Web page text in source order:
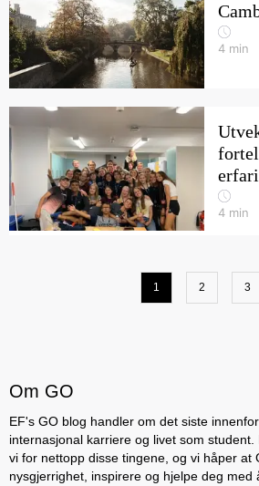
4 min
4 min
1 2 3
Om GO
EF's GO blog handler om det siste
internasjonal karriere og livet som
vi for nettopp disse tingene, og vi håper at
nysgjerrighet, inspirere og hjelpe deg med